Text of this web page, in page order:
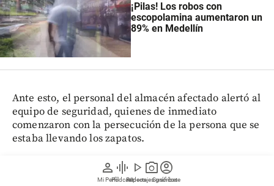
person
Mi Perfil
graphic_eq
Pódcast
play_arrow
Videos
photo_camera
Reportajes gráficos
account_circle
Suscríbete
¡Pilas! Los robos con
escopolamina aumentaron un
89% en Medellín
Ante esto, el personal del almacén afectado alertó al
equipo de seguridad, quienes de inmediato
comenzaron con la persecución de la persona que se
estaba llevando los zapatos.
Atención: Capturaron a tres implicados